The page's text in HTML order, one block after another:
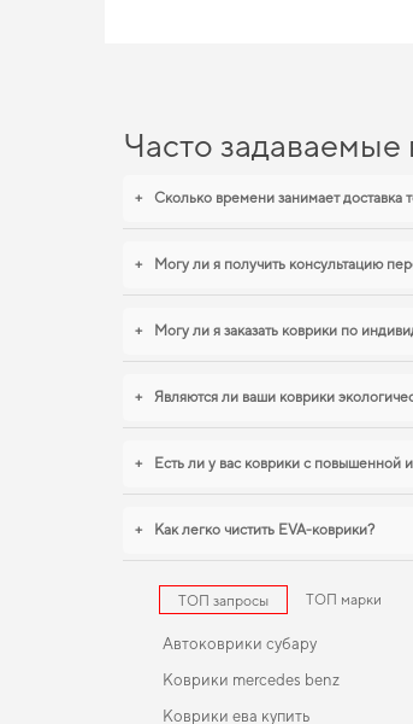
Часто
+ Сколько времени занимает доставка
+ Могу ли я получить консультацию
+ Могу ли я заказать коврики по
+ Являются ли ваши коврики
+ Есть ли у вас коврики с повышенной
+ Как легко чистить EVA-коврики?
ТОП запросы ТОП марки
Автоковрики субару
Коврики mercedes benz
Коврики ева купить